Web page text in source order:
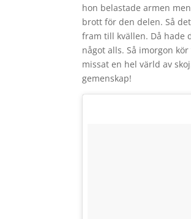
hon belastade armen
brott för den delen. Så
fram till kvällen. Då hade
något alls. Så imorgon
missat en hel värld av
gemenskap!